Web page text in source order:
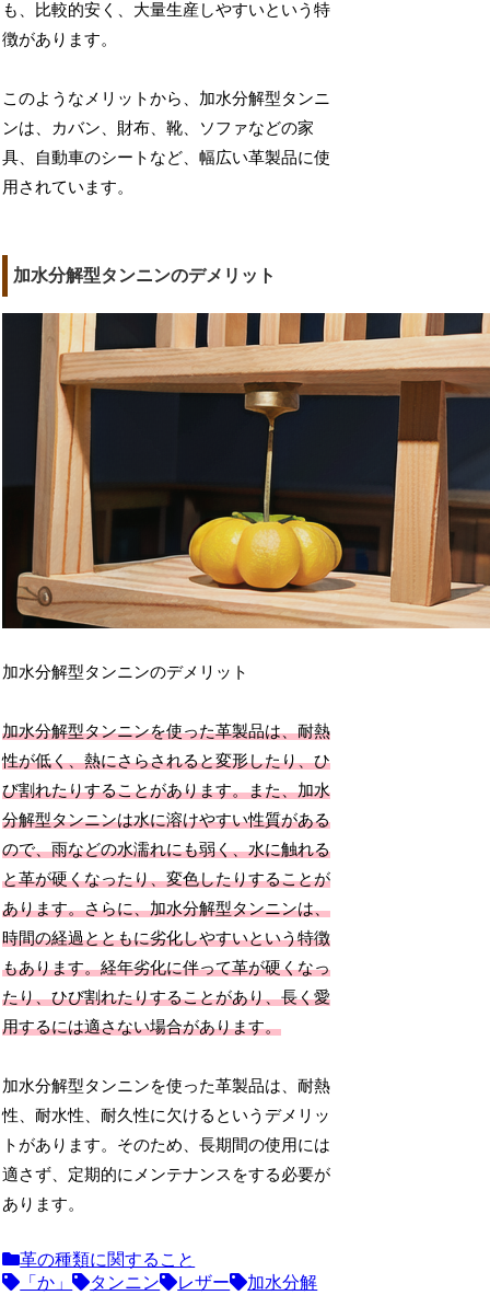
も、比較的安く、大量生産しやすいという特
徴があります。
このようなメリットから、加水分解型タンニ
ンは、カバン、財布、靴、ソファなどの家
具、自動車のシートなど、幅広い革製品に使
用されています。
加水分解型タンニンのデメリット
加水分解型タンニンのデメリット
加水分解型タンニンを使った革製品は、耐熱
性が低く、熱にさらされると変形したり、ひ
び割れたりすることがあります。また、加水
分解型タンニンは水に溶けやすい性質がある
ので、雨などの水濡れにも弱く、水に触れる
と革が硬くなったり、変色したりすることが
あります。さらに、加水分解型タンニンは、
時間の経過とともに劣化しやすいという特徴
もあります。経年劣化に伴って革が硬くなっ
たり、ひび割れたりすることがあり、長く愛
用するには適さない場合があります。
加水分解型タンニンを使った革製品は、耐熱
性、耐水性、耐久性に欠けるというデメリッ
トがあります。そのため、長期間の使用には
適さず、定期的にメンテナンスをする必要が
あります。
革の種類に関すること
「か」
タンニン レザー
加水分解